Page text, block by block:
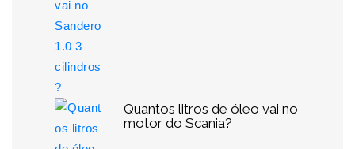
Quantos litros de óleo vai no
motor do Scania?